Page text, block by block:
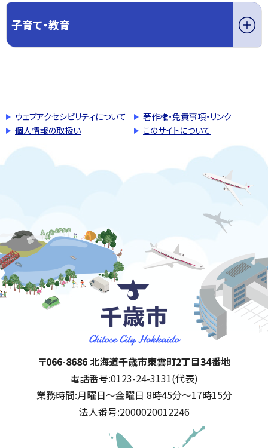
子育て・教育
ウェブアクセシビリティについて
著作権・免責事項・リンク
個人情報の取扱い
このサイトについて
千歳市
住所:
〒066-8686 北海道千歳市東雲町2丁目34番地
電話番号:0123-24-3131(代表)
業務時間:月曜日～金曜日 8時45分～17時15分
法人番号:2000020012246